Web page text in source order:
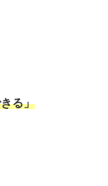
る」